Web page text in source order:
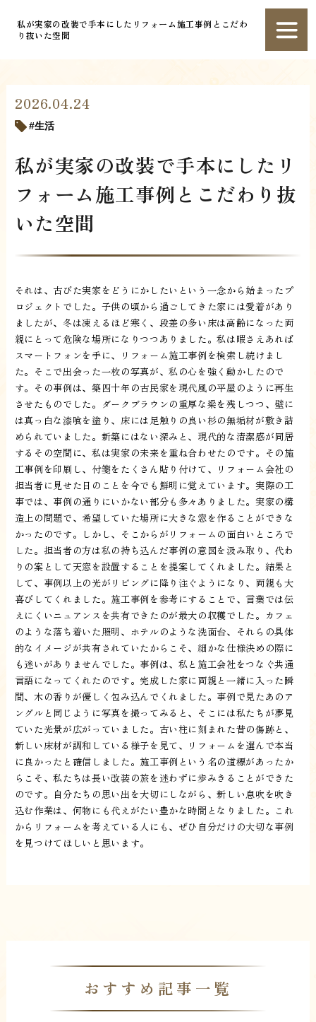
私が実家の改装で手本にしたリフォーム施工事例とこだわ
り抜いた空間
2026.04.24
生活
私が実家の改装で手本にしたリ
フォーム施工事例とこだわり抜
いた空間
それは、古びた実家をどうにかしたいという一念から始まったプ
ロジェクトでした。子供の頃から過ごしてきた家には愛着があり
ましたが、冬は凍えるほど寒く、段差の多い床は高齢になった両
親にとって危険な場所になりつつありました。私は暇さえあれば
スマートフォンを手に、リフォーム施工事例を検索し続けまし
た。そこで出会った一枚の写真が、私の心を強く動かしたので
す。その事例は、築四十年の古民家を現代風の平屋のように再生
させたものでした。ダークブラウンの重厚な梁を残しつつ、壁に
は真っ白な漆喰を塗り、床には足触りの良い杉の無垢材が敷き詰
められていました。新築にはない深みと、現代的な清潔感が同居
するその空間に、私は実家の未来を重ね合わせたのです。その施
工事例を印刷し、付箋をたくさん貼り付けて、リフォーム会社の
担当者に見せた日のことを今でも鮮明に覚えています。実際の工
事では、事例の通りにいかない部分も多々ありました。実家の構
造上の問題で、希望していた場所に大きな窓を作ることができな
かったのです。しかし、そこからがリフォームの面白いところで
した。担当者の方は私の持ち込んだ事例の意図を汲み取り、代わ
りの案として天窓を設置することを提案してくれました。結果と
して、事例以上の光がリビングに降り注ぐようになり、両親も大
喜びしてくれました。施工事例を参考にすることで、言葉では伝
えにくいニュアンスを共有できたのが最大の収穫でした。カフェ
のような落ち着いた照明、ホテルのような洗面台、それらの具体
的なイメージが共有されていたからこそ、細かな仕様決めの際に
も迷いがありませんでした。事例は、私と施工会社をつなぐ共通
言語になってくれたのです。完成した家に両親と一緒に入った瞬
間、木の香りが優しく包み込んでくれました。事例で見たあのア
ングルと同じように写真を撮ってみると、そこには私たちが夢見
ていた光景が広がっていました。古い柱に刻まれた昔の傷跡と、
新しい床材が調和している様子を見て、リフォームを選んで本当
に良かったと確信しました。施工事例という名の道標があったか
らこそ、私たちは長い改装の旅を迷わずに歩みきることができた
のです。自分たちの思い出を大切にしながら、新しい息吹を吹き
込む作業は、何物にも代えがたい豊かな時間となりました。これ
からリフォームを考えている人にも、ぜひ自分だけの大切な事例
を見つけてほしいと思います。
おすすめ記事一覧